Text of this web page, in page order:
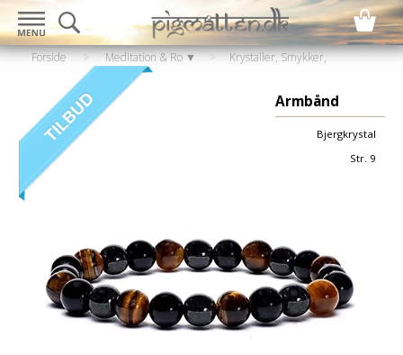
Forside > Meditation & Ro ▼ >
Krystaller, Smykker,
> Armbånd
Armbånd
Bjergkrystal
Str. 9